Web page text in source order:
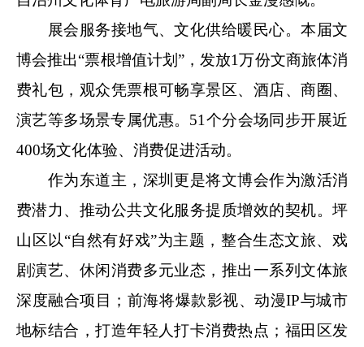
展会服务接地气、文化供给暖民心。本届文
博会推出“票根增值计划”，发放1万份文商旅体消
费礼包，观众凭票根可畅享景区、酒店、商圈、
演艺等多场景专属优惠。51个分会场同步开展近
400场文化体验、消费促进活动。
作为东道主，深圳更是将文博会作为激活消
费潜力、推动公共文化服务提质增效的契机。坪
山区以“自然有好戏”为主题，整合生态文旅、戏
剧演艺、休闲消费多元业态，推出一系列文体旅
深度融合项目；前海将爆款影视、动漫IP与城市
地标结合，打造年轻人打卡消费热点；福田区发